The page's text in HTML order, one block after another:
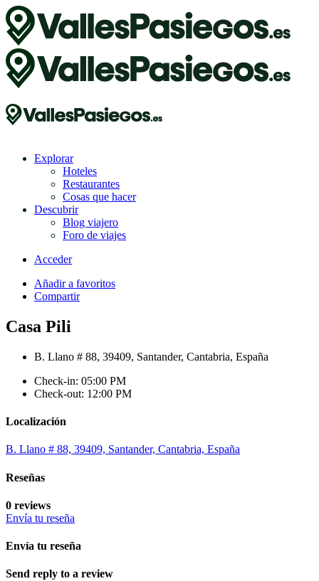
Explorar
Hoteles
Restaurantes
Cosas que hacer
Descubrir
Blog viajero
Foro de viajes
Acceder
Añadir a favoritos
Compartir
Casa Pili
B. Llano # 88, 39409, Santander, Cantabria, España
Check-in: 05:00 PM
Check-out: 12:00 PM
Localización
B. Llano # 88, 39409, Santander, Cantabria, España
Reseñas
0 reviews
Envía tu reseña
Envía tu reseña
Send reply to a review